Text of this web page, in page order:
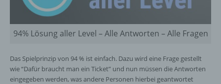
94% Lösung aller Level – Alle Antworten – Alle Fragen
Das Spielprinzip von 94 % ist einfach. Dazu wird eine Frage gestellt
wie “Dafür braucht man ein Ticket” und nun müssen die Antworten
eingegeben werden, was andere Personen hierbei geantwortet